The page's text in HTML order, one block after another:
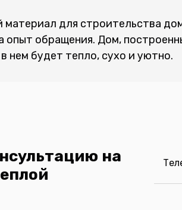
для строительства
опыт обращения. Дом,
нем будет тепло, сухо и уютно.
на